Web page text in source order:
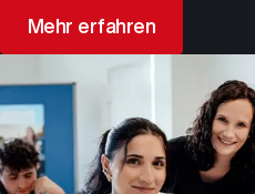
Mehr erfahren